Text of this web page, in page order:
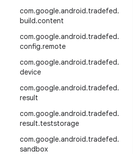
com.google.android.tradefed.
build.content
com.google.android.tradefed.
config.remote
com.google.android.tradefed.
device
com.google.android.tradefed.
result
com.google.android.tradefed.
result.teststorage
com.google.android.tradefed.
sandbox